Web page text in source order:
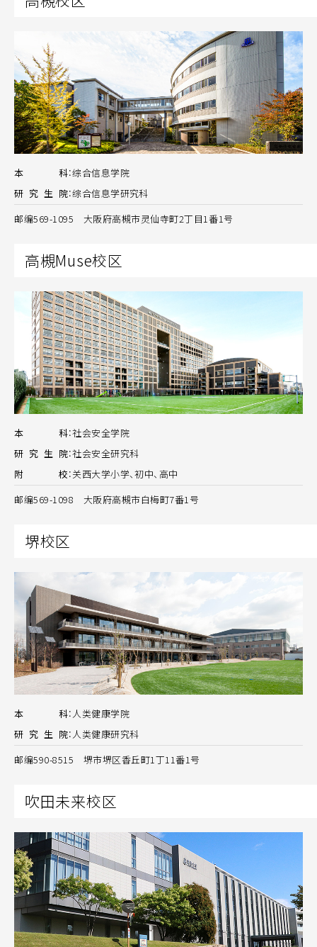
本 科：综合信息学院
研 究 生 院：综合信息学研究科
邮编569-1095 大阪府高槻市灵仙寺町2丁目1番1号
高槻Muse校区
本 科：社会安全学院
研 究 生 院：社会安全研究科
附
校：关西大学小学、初中、高中
邮编569-1098 大阪府高槻市白梅町7番1号
堺校区
本 科：人类健康学院
研 究 生 院：人类健康研究科
邮编590-8515 堺市堺区香丘町1丁11番1号
吹田未来校区